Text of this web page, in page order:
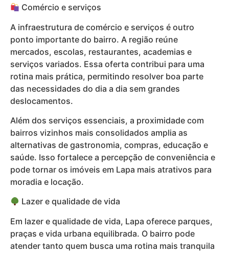
Comércio e serviços
A infraestrutura de comércio e serviços é outro
ponto importante do bairro. A região reúne
mercados, escolas, restaurantes, academias e
serviços variados. Essa oferta contribui para uma
rotina mais prática, permitindo resolver boa parte
das necessidades do dia a dia sem grandes
deslocamentos.
Além dos serviços essenciais, a proximidade com
bairros vizinhos mais consolidados amplia as
alternativas de gastronomia, compras, educação e
saúde. Isso fortalece a percepção de conveniência e
pode tornar os imóveis em Lapa mais atrativos para
moradia e locação.
Lazer e qualidade de vida
Em lazer e qualidade de vida, Lapa oferece parques,
praças e vida urbana equilibrada. O bairro pode
atender tanto quem busca uma rotina mais tranquila